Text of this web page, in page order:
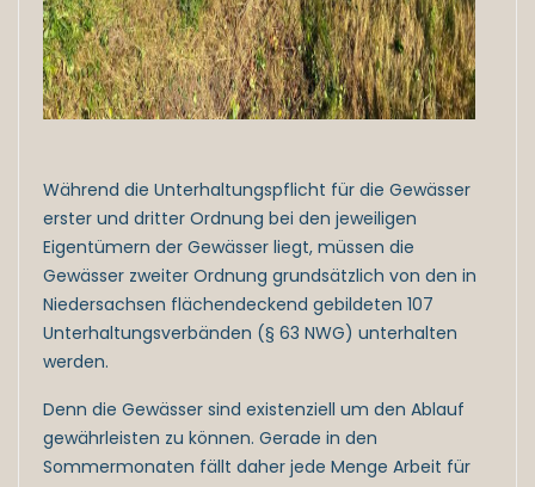
Während die Unterhaltungspflicht für die Gewässer
erster und dritter Ordnung bei den jeweiligen
Eigentümern der Gewässer liegt, müssen die
Gewässer zweiter Ordnung grundsätzlich von den in
Niedersachsen flächendeckend gebildeten 107
Unterhaltungsverbänden (§ 63 NWG) unterhalten
werden.
Denn die Gewässer sind existenziell um den Ablauf
gewährleisten zu können. Gerade in den
Sommermonaten fällt daher jede Menge Arbeit für